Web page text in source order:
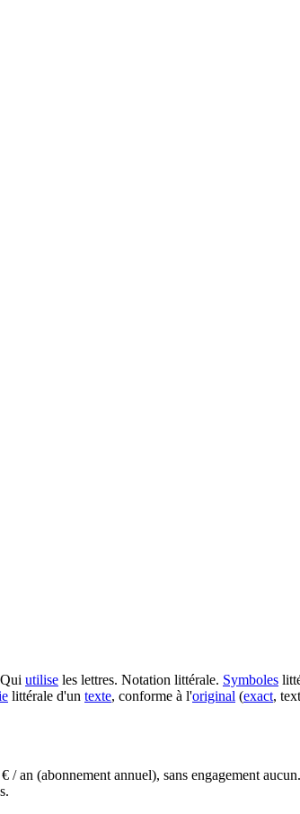
utilise les lettres. Notation littérale. Symboles
littérale d'un texte, conforme à l'original (exact,
an (abonnement annuel), sans engagement aucun.